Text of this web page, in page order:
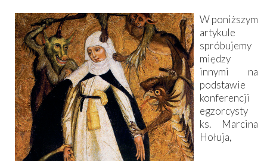
W poniższym
artykule
spróbujemy
między
innymi na
podstawie
konferencji
egzorcysty
ks. Marcina
Hołuja,